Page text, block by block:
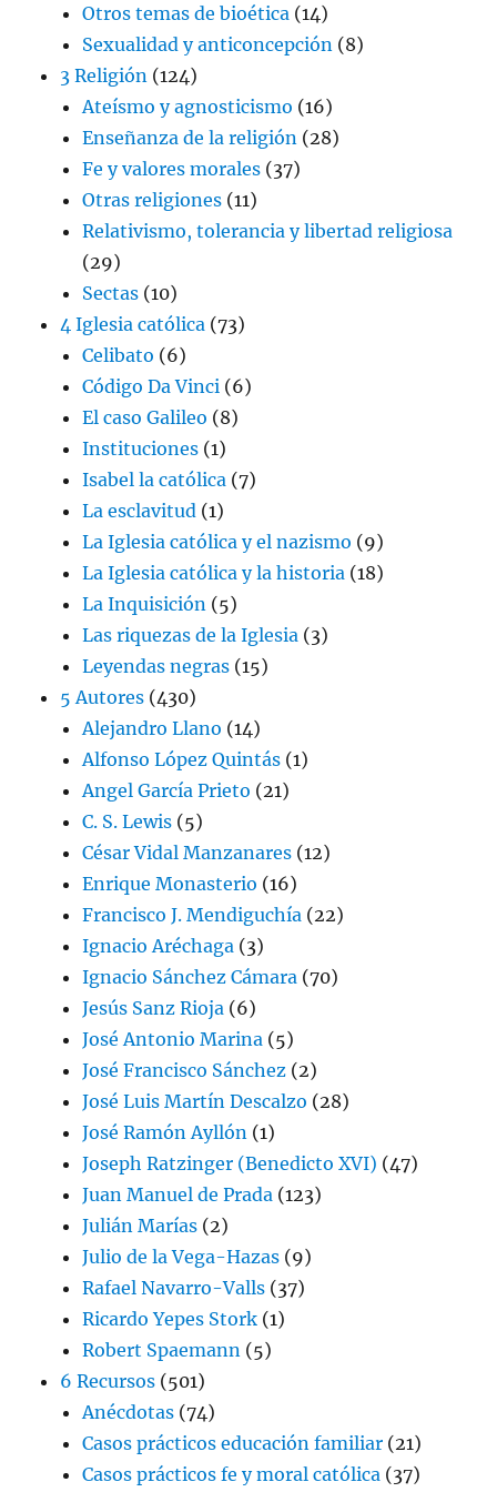
Otros temas de bioética (14)
Sexualidad y anticoncepción (8)
3 Religión (124)
Ateísmo y agnosticismo (16)
Enseñanza de la religión (28)
Fe y valores morales (37)
Otras religiones (11)
Relativismo, tolerancia y libertad religiosa
(29)
Sectas (10)
4 Iglesia católica (73)
Celibato (6)
Código Da Vinci (6)
El caso Galileo (8)
Instituciones (1)
Isabel la católica (7)
La esclavitud (1)
La Iglesia católica y el nazismo (9)
La Iglesia católica y la historia (18)
La Inquisición (5)
Las riquezas de la Iglesia (3)
Leyendas negras (15)
5 Autores (430)
Alejandro Llano (14)
Alfonso López Quintás (1)
Angel García Prieto (21)
C. S. Lewis (5)
César Vidal Manzanares (12)
Enrique Monasterio (16)
Francisco J. Mendiguchía (22)
Ignacio Aréchaga (3)
Ignacio Sánchez Cámara (70)
Jesús Sanz Rioja (6)
José Antonio Marina (5)
José Francisco Sánchez (2)
José Luis Martín Descalzo (28)
José Ramón Ayllón (1)
Joseph Ratzinger (Benedicto XVI) (47)
Juan Manuel de Prada (123)
Julián Marías (2)
Julio de la Vega-Hazas (9)
Rafael Navarro-Valls (37)
Ricardo Yepes Stork (1)
Robert Spaemann (5)
6 Recursos (501)
Anécdotas (74)
Casos prácticos educación familiar (21)
Casos prácticos fe y moral católica (37)